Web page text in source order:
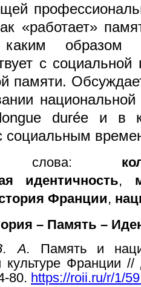
«работает»
образом
с
памяти.
национальной
durée и в
социальным
слова:
идентичность,
Франции,
– Память –
А. Память и
культуре Франции
80. https://roii.ru/r/1/